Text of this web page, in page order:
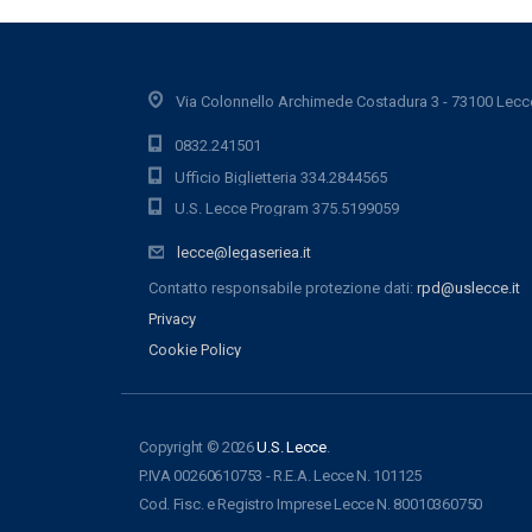
Via Colonnello Archimede Costadura 3 - 73100
0832.241501
Ufficio Biglietteria 334.2844565
U.S. Lecce Program 375.5199059
lecce@legaseriea.it
Contatto responsabile protezione dati: rpd@uslecce.it
Privacy
Cookie Policy
Copyright © 2026U.S. Lecce.
P.IVA 00260610753 - R.E.A. Lecce N. 101125
Cod. Fisc. e Registro Imprese Lecce N. 80010360750